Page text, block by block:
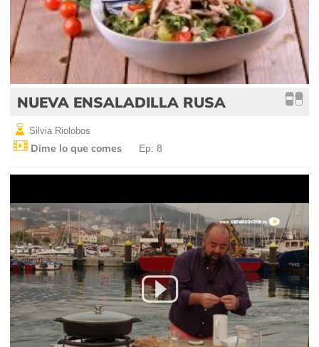
NUEVA ENSALADILLA RUSA
Silvia Riolobos
Dime lo que comes Ep: 8